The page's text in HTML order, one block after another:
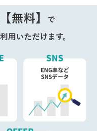
無料】 で
用いただけます。